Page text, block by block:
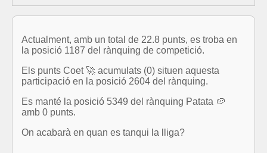
Actualment, amb un total de 22.8 punts, es troba en
la posició 1187 del rànquing de competició.
Els punts Coet 🚀 acumulats (0) situen aquesta
participació en la posició 2604 del rànquing.
Es manté la posició 5349 del rànquing Patata 🥔
amb 0 punts.
On acabarà en quan es tanqui la lliga?